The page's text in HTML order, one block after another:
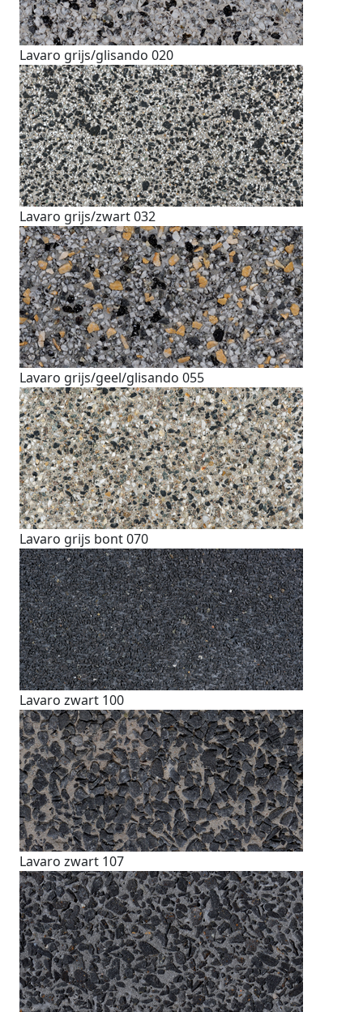
Lavaro grijs/glisando 020
Lavaro grijs/zwart 032
Lavaro grijs/geel/glisando 055
Lavaro grijs bont 070
Lavaro zwart 100
Lavaro zwart 107